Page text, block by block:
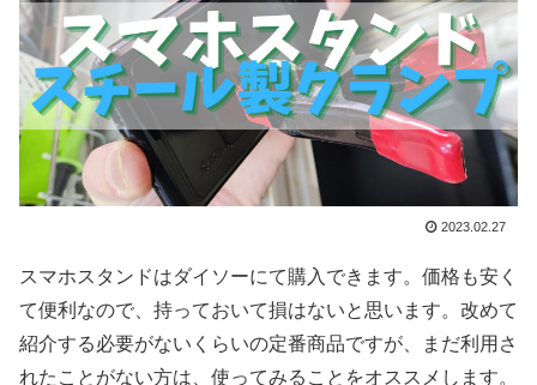
2023.02.27
スマホスタンドはダイソーにて購入できます。価格も安く
て便利なので、持っておいて損はないと思います。改めて
紹介する必要がないくらいの定番商品ですが、まだ利用さ
れたことがない方は、使ってみることをオススメします。